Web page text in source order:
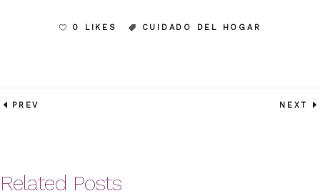
0 LIKES CUIDADO DEL HOGAR
PREV NEXT
Related Posts